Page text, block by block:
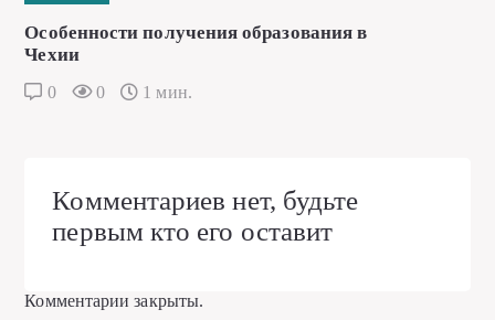
Особенности получения образования в
Чехии
0 0 1 мин.
Комментариев нет, будьте
первым кто его оставит
Комментарии закрыты.